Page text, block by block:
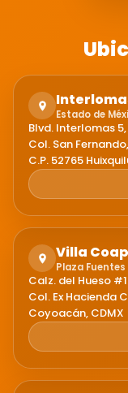
Estado de
Blvd. Interlomas
Col. San Fernando,
C.P. 52765
Villa
Plaza Fuentes
Calz. del Hueso
Col. Ex Hacienda
Coyoacán, CDMX